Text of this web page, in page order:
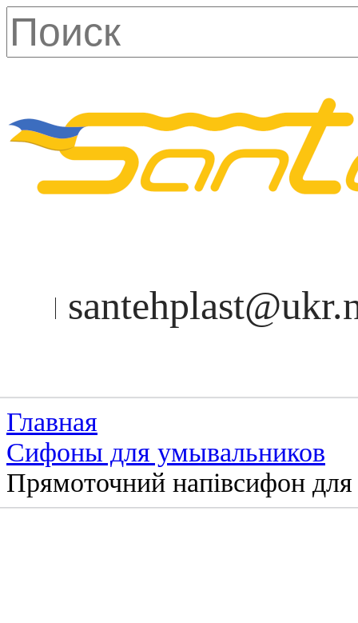
Главная
Сифоны для умывальников
Прямоточний напівсифон